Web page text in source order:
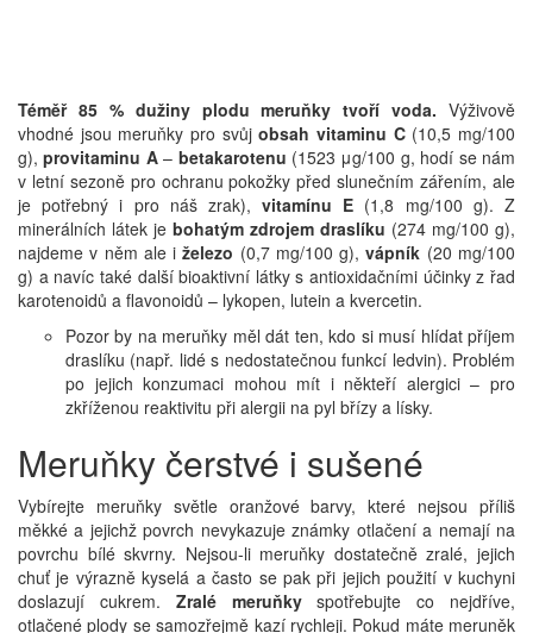
Téměř 85 % dužiny plodu meruňky tvoří voda. Výživově
vhodné jsou meruňky pro svůjobsah vitaminu C(10,5 mg/100
g),provitaminu A– betakarotenu (1523 μg/100 g, hodí se nám
v letní sezoně pro ochranu pokožky před slunečním zářením, ale
je potřebný i pro náš zrak),vitamínu E (1,8 mg/100 g). Z
minerálních látek je bohatým zdrojem draslíku (274 mg/100 g),
najdeme v něm ale iželezo (0,7 mg/100 g),vápník (20 mg/100
g) a navíc také další bioaktivní látky s antioxidačními účinky z řad
karotenoidů a flavonoidů – lykopen, lutein a kvercetin.
Pozor by na meruňky měl dát ten, kdo si musí hlídat příjem
draslíku (např. lidé s nedostatečnou funkcí ledvin). Problém
po jejich konzumaci mohou mít i někteří alergici – pro
zkříženou reaktivitu při alergii na pyl břízy a lísky.
Meruňky čerstvé i sušené
Vybírejte meruňky světle oranžové barvy, které nejsou příliš
měkké a jejichž povrch nevykazuje známky otlačení a nemají na
povrchu bílé skvrny. Nejsou-li meruňky dostatečně zralé, jejich
chuť je výrazně kyselá a často se pak při jejich použití v kuchyni
doslazují cukrem. Zralé meruňkyspotřebujte co nejdříve,
otlačené plody se samozřejmě kazí rychleji. Pokud máte meruněk